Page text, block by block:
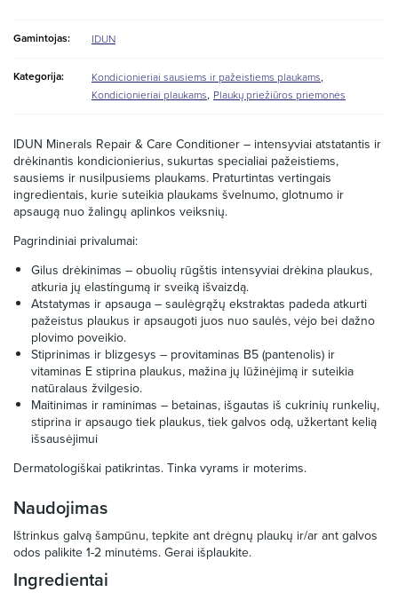
Gamintojas: IDUN
Kategorija: Kondicionieriai sausiems ir pažeistiems plaukams,
Kondicionieriai plaukams, Plaukų priežiūros priemonės
IDUN Minerals Repair & Care Conditioner – intensyviai atstatantis ir
drėkinantis kondicionierius, sukurtas specialiai pažeistiems,
sausiems ir nusilpusiems plaukams. Praturtintas vertingais
ingredientais, kurie suteikia plaukams švelnumo, glotnumo ir
apsaugą nuo žalingų aplinkos veiksnių.
Pagrindiniai privalumai:
Gilus drėkinimas – obuolių rūgštis intensyviai drėkina plaukus,
atkuria jų elastingumą ir sveiką išvaizdą.
Atstatymas ir apsauga – saulėgrąžų ekstraktas padeda atkurti
pažeistus plaukus ir apsaugoti juos nuo saulės, vėjo bei dažno
plovimo poveikio.
Stiprinimas ir blizgesys – provitaminas B5 (pantenolis) ir
vitaminas E stiprina plaukus, mažina jų lūžinėjimą ir suteikia
natūralaus žvilgesio.
Maitinimas ir raminimas – betainas, išgautas iš cukrinių runkelių,
stiprina ir apsaugo tiek plaukus, tiek galvos odą, užkertant kelią
išsausėjimui
Dermatologiškai patikrintas. Tinka vyrams ir moterims.
Naudojimas
Ištrinkus galvą šampūnu, tepkite ant drėgnų plaukų ir/ar ant galvos
odos palikite 1-2 minutėms. Gerai išplaukite.
Ingredientai